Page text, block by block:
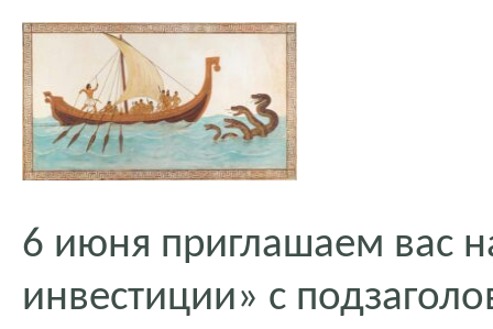
6 июня приглашаем вас
инвестиции» с